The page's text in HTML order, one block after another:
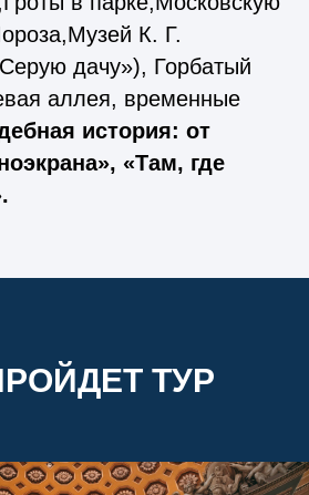
К. Г.
дачу»), Горбатый
аллея, временные
история: от
«Там, где
ТУР